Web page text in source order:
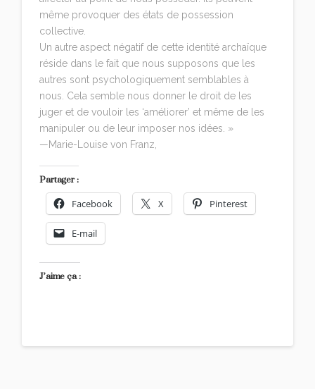
même provoquer des états de possession
collective.
Un autre aspect négatif de cette identité archaïque
réside dans le fait que nous supposons que les
autres sont psychologiquement semblables à
nous. Cela semble nous donner le droit de les
juger et de vouloir les ‘améliorer’ et même de les
manipuler ou de leur imposer nos idées. »
—Marie-Louise von Franz,
Partager :
Facebook X Pinterest
E-mail
J’aime ça :